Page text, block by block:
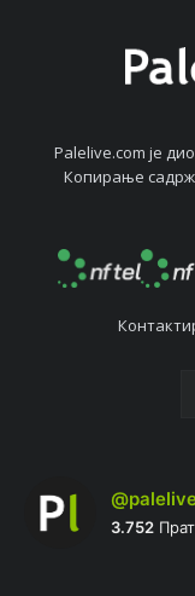
Palelive.com јe
Копирањe
3.752